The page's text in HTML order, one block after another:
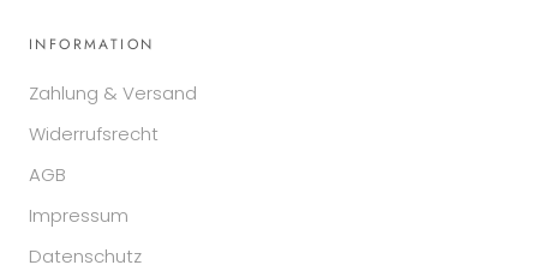
INFORMATION
Zahlung & Versand
Widerrufsrecht
AGB
Impressum
Datenschutz